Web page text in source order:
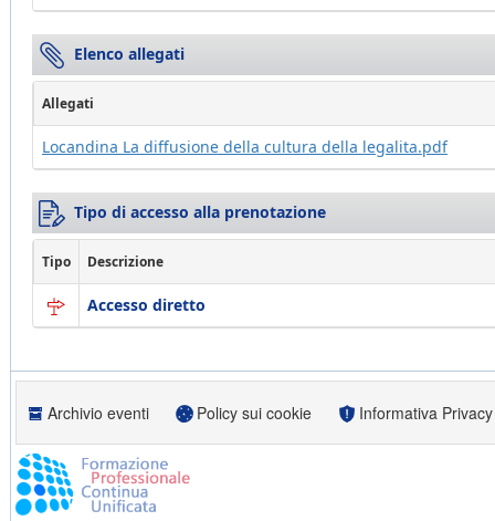
Elenco allegati
Allegati
Locandina La diffusione della cultura della legalita.pdf
Tipo di accesso alla prenotazione
Tipo Descrizione
Accesso diretto
Archivio eventi Policy sui cookie Informativa Privacy